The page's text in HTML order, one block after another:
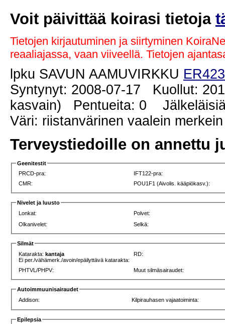
Voit päivittää koirasi tietoja
Tietojen kirjautuminen ja siirtyminen
reaaliajassa, vaan viiveellä. Tietojen
lpku SAVUN AAMUVIRKKU
Syntynyt: 2008-07-17 Kuollut:
kasvain) Pentueita: 0
Väri: riistanvärinen vaalein merkein
Terveystiedoille on annettu
Geenitestit
PRCD-pra:
IFT122-pra:
CMR:
POU1F1 (Aivolis. kääpiökasv.):
Nivelet ja luusto
Lonkat:
Polvet:
Olkanivelet:
Selkä:
Silmät
Katarakta:kantaja
Ei per./vähämerk./avoin/epäilyttävä katarakta:
RD:
PHTVL/PHPV: Muut silmäsairaudet:
Autoimmuunisairaudet
Addison:
Kilpirauhasen vajaatoiminta:
Epilepsia